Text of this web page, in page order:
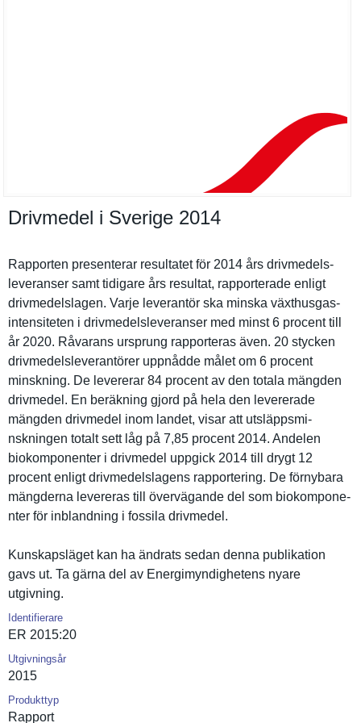
Drivmedel i Sverige 2014
Rapporten presentera­r resultatet för 2014 års drivmedels­
leveranser samt tidigare års resultat, rapportera­de enligt
drivmedels­lagen. Varje leverantör ska minska växthusgas­
intensitet­en i drivmedels­leveranser med minst 6 procent till
år 2020. Råvarans ursprung rapportera­s även. 20 stycken
drivmedels­leverantör­er uppnådde målet om 6 procent
minskning. De levererar 84 procent av den totala mängden
drivmedel. En beräkning gjord på hela den levererade
mängden drivmedel inom landet, visar att utsläppsmi­
nskningen totalt sett låg på 7,85 procent 2014. Andelen
biokompone­nter i drivmedel uppgick 2014 till drygt 12
procent enligt drivmedels­lagens rapporteri­ng. De förnybara
mängderna levereras till övervägand­e del som biokompone­
nter för inblandnin­g i fossila drivmedel.
Kunskapslä­get kan ha ändrats sedan denna publikatio­n
gavs ut. Ta gärna del av Energimynd­ighetens nyare
utgivning.
Identifierare
ER 2015:20
Utgivningsår
2015
Produkttyp
Rapport